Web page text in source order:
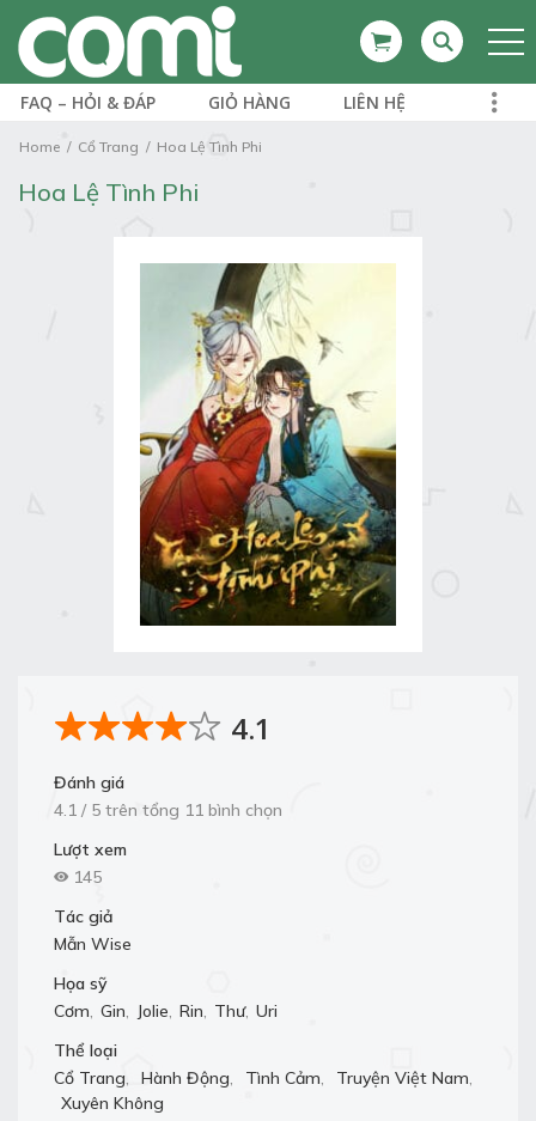
FAQ – HỎI & ĐÁP GIỎ HÀNG LIÊN HỆ
Home Cổ Trang Hoa Lệ Tình Phi
Hoa Lệ Tình Phi
4.1
Đánh giá
4.1 / 5 trên tổng 11 bình chọn
Lượt xem
145
Tác giả
Mẫn Wise
Họa sỹ
Cơm, Gin, Jolie, Rin, Thư, Uri
Thể loại
Cổ Trang, Hành Động, Tình Cảm, Truyện Việt Nam,
Xuyên Không